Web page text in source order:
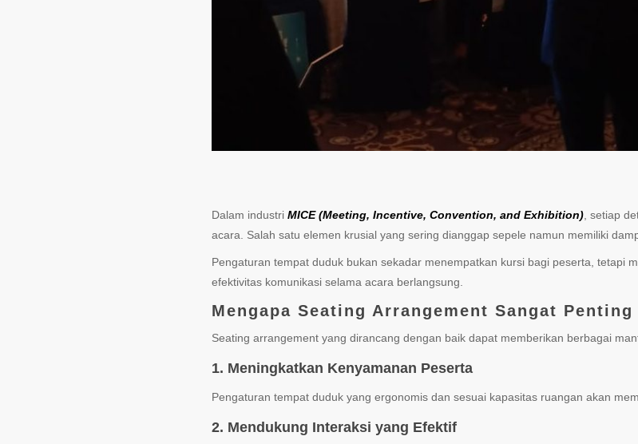
Dalam industri MICE (Meeting, Incentive, Convention, and Exhibition), setiap
acara. Salah satu elemen krusial yang sering dianggap sepele namun memiliki
Pengaturan tempat duduk bukan sekadar menempatkan kursi bagi peserta, tetapi
efektivitas komunikasi selama acara berlangsung.
Mengapa Seating Arrangement Sangat Penting
Seating arrangement yang dirancang dengan baik dapat memberikan berbagai
1. Meningkatkan Kenyamanan Peserta
Pengaturan tempat duduk yang ergonomis dan sesuai kapasitas ruangan akan
2. Mendukung Interaksi yang Efektif